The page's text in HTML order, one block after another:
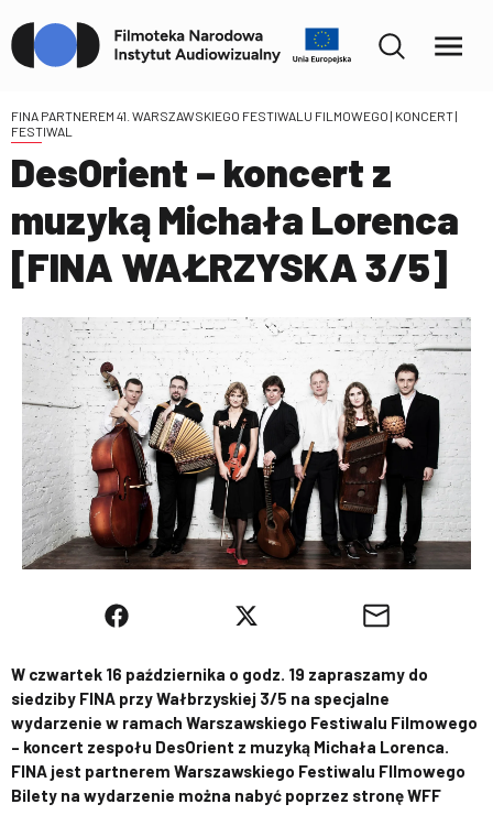
FINA PARTNEREM 41. WARSZAWSKIEGO FESTIWALU FILMOWEGO | KONCERT |
FESTIWAL
DesOrient – koncert z
muzyką Michała Lorenca
[FINA WAŁRZYSKA 3/5]
W czwartek 16 października o godz. 19 zapraszamy do
siedziby FINA przy Wałbrzyskiej 3/5 na specjalne
wydarzenie w ramach Warszawskiego Festiwalu Filmowego
– koncert zespołu DesOrient z muzyką Michała Lorenca.
FINA jest partnerem Warszawskiego Festiwalu FIlmowego
Bilety na wydarzenie można nabyć poprzez stronę WFF